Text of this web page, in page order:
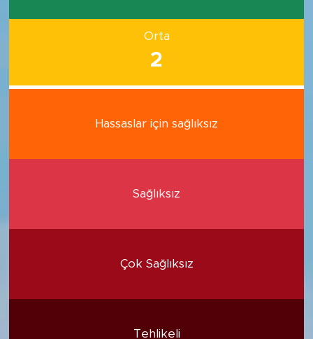
Orta
2
Hassaslar için sağlıksız
Sağlıksız
Çok Sağlıksız
Tehlikeli